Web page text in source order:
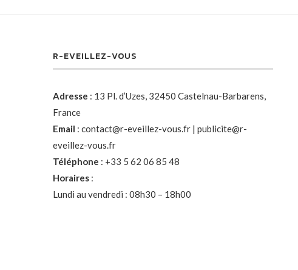
R-EVEILLEZ-VOUS
Adresse : 13 Pl. d’Uzes, 32450 Castelnau-Barbarens,
France
Email : contact@r-eveillez-vous.fr | publicite@r-
eveillez-vous.fr
Téléphone : +33 5 62 06 85 48
Horaires :
Lundi au vendredi : 08h30 – 18h00